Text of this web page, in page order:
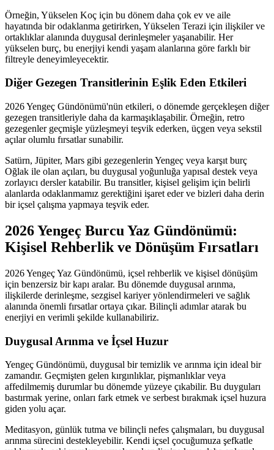
Örneğin, Yükselen Koç için bu dönem daha çok ev ve aile
hayatında bir odaklanma getirirken, Yükselen Terazi için ilişkiler ve
ortaklıklar alanında duygusal derinleşmeler yaşanabilir. Her
yükselen burç, bu enerjiyi kendi yaşam alanlarına göre farklı bir
filtreyle deneyimleyecektir.
Diğer Gezegen Transitlerinin Eşlik Eden Etkileri
2026 Yengeç Gündönümü'nün etkileri, o dönemde gerçekleşen diğer
gezegen transitleriyle daha da karmaşıklaşabilir. Örneğin, retro
gezegenler geçmişle yüzleşmeyi teşvik ederken, üçgen veya sekstil
açılar olumlu fırsatlar sunabilir.
Satürn, Jüpiter, Mars gibi gezegenlerin Yengeç veya karşıt burç
Oğlak ile olan açıları, bu duygusal yoğunluğa yapısal destek veya
zorlayıcı dersler katabilir. Bu transitler, kişisel gelişim için belirli
alanlarda odaklanmamız gerektiğini işaret eder ve bizleri daha derin
bir içsel çalışma yapmaya teşvik eder.
2026 Yengeç Burcu Yaz Gündönümü:
Kişisel Rehberlik ve Dönüşüm Fırsatları
2026 Yengeç Yaz Gündönümü, içsel rehberlik ve kişisel dönüşüm
için benzersiz bir kapı aralar. Bu dönemde duygusal arınma,
ilişkilerde derinleşme, sezgisel kariyer yönlendirmeleri ve sağlık
alanında önemli fırsatlar ortaya çıkar. Bilinçli adımlar atarak bu
enerjiyi en verimli şekilde kullanabiliriz.
Duygusal Arınma ve İçsel Huzur
Yengeç Gündönümü, duygusal bir temizlik ve arınma için ideal bir
zamandır. Geçmişten gelen kırgınlıklar, pişmanlıklar veya
affedilmemiş durumlar bu dönemde yüzeye çıkabilir. Bu duyguları
bastırmak yerine, onları fark etmek ve serbest bırakmak içsel huzura
giden yolu açar.
Meditasyon, günlük tutma ve bilinçli nefes çalışmaları, bu duygusal
arınma sürecini destekleyebilir. Kendi içsel çocuğumuza şefkatle